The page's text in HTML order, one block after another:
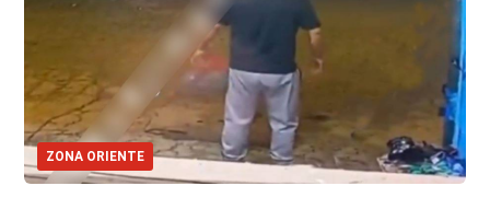
ZONA ORIENTE